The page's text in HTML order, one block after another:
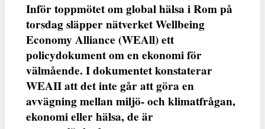
Inför toppmötet om global hälsa i Rom på
torsdag släpper nätverket Wellbeing
Economy Alliance (WEAll) ett
policydokument om en ekonomi för
välmående. I dokumentet konstaterar
WEAII att det inte går att göra en
avvägning mellan miljö- och klimatfrågan,
ekonomi eller hälsa, de är